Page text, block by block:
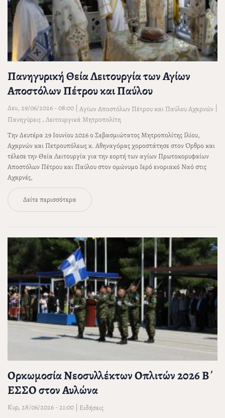
Πανηγυρική Θεία Λειτουργία των Αγίων
Αποστόλων Πέτρου και Παύλου
Δευ, 29/06/2026 - 08:00 Αγίων Αποστόλων Πέτρου και Παύλου Αχαρνών
Πανηγύρεις , Λειτουργικά Μητροπολίτη
Την Δευτέρα 29 Ιουνίου 2026 ο Σεβασμιώτατος Μητροπολίτης Ιλίου,
Αχαρνών και Πετρουπόλεως κ. Αθηναγόρας χοροστάτησε στον Όρθρο και
τέλεσε την Θεία Λειτουργία για την εορτή των αγίων Πρωτοκορυφαίων
Αποστόλων Πέτρου και Παύλου στον ομώνυμο Ιερό ενοριακό Ναό στις
Αχαρνές,
Δείτε περισσότερα
Ορκωμοσία Νεοσυλλέκτων Οπλιτών 2026 Β΄
ΕΣΣΟ στον Αυλώνα
Κυρ, 28/06/2026 - 21:00 | Ειδήσεις